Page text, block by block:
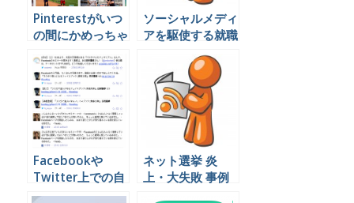
Pinterestがいつ
の間にかめっちゃ
なっていた
ソーシャルメディ
アを駆使する就職
活動生に対応する
Facebookや
Twitter上での自
社の評判を簡単に
ネット選挙 炎
上・大失敗 事例